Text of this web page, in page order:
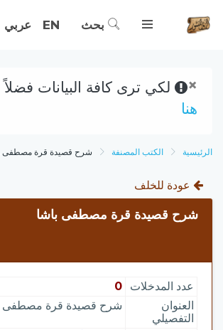
بحث EN عربي
× لكي ترى كافة البيانات
هنا
الرئيسية الكتب المصنفة شرح قصيدة قرة مصطفى
عودة للخلف
شرح قصيدة قرة مصطفى باشا
عدد المدخلات
0
العنوان
التفصيلي
شرح قصيدة قرة مصطفى